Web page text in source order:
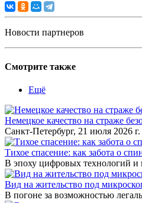
Новости партнеров
Смотрите также
Ещё
Немецкое качество на страже
Санкт-Петербург, 21 июля 2026
Тихое спасение: как забота о
В эпоху цифровых технологий и
Вид на жительство под
В погоне за возможностью